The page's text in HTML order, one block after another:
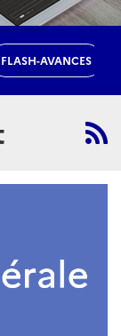
FLASH-AVANCES